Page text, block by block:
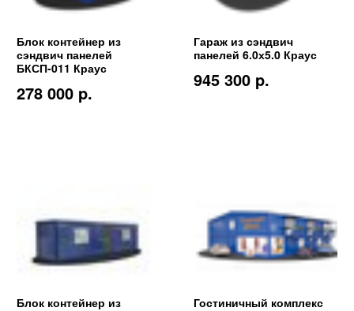
Блок контейнер из
сэндвич панелей
БКСП-011 Краус
278 000 p.
Гараж из сэндвич
панелей 6.0х5.0 Краус
945 300 p.
Блок контейнер из
Гостиничный комплекс